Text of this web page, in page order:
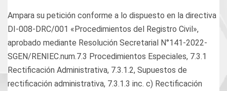
Ampara su petición conforme a lo dispuesto en la directiva
DI-008-DRC/001 «Procedimientos del Registro Civil»,
aprobado mediante Resolución Secretarial N°141-2022-
SGEN/RENIEC.num.7.3 Procedimientos Especiales, 7.3.1
Rectificación Administrativa, 7.3.1.2, Supuestos de
rectificación administrativa, 7.3.1.3 inc. c) Rectificación